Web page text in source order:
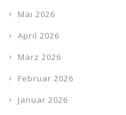
Mai 2026
April 2026
März 2026
Februar 2026
Januar 2026